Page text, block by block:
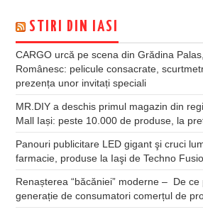
STIRI DIN IASI
CARGO urcă pe scena din Grădina
Românesc: pelicule consacrate,
prezența unor invitați speciali
MR.DIY a deschis primul magazin din
Mall Iași: peste 10.000 de produse, la
Panouri publicitare LED gigant şi cruci
farmacie, produse la Iaşi de Techno
Renașterea “băcăniei” moderne – De ce
generație de consumatori comerțul de